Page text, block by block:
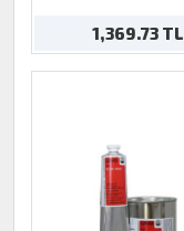
1,369.73 TL